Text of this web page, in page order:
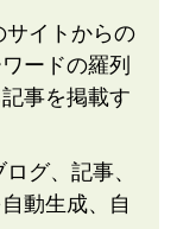
サイトからの
ードの羅列
事を掲載す
グ、記事、
動生成、自